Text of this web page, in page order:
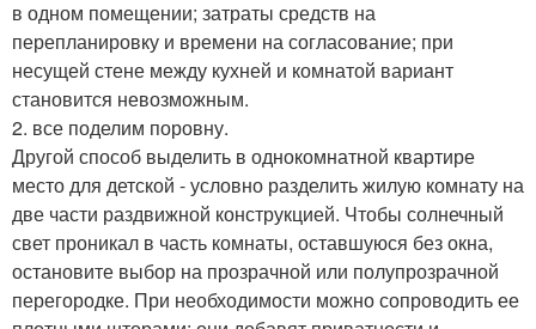
в одном помещении; затраты средств на
перепланировку и времени на согласование; при
несущей стене между кухней и комнатой вариант
становится невозможным.
2. все поделим поровну.
Другой способ выделить в однокомнатной квартире
место для детской - условно разделить жилую комнату на
две части раздвижной конструкцией. Чтобы солнечный
свет проникал в часть комнаты, оставшуюся без окна,
остановите выбор на прозрачной или полупрозрачной
перегородке. При необходимости можно сопроводить ее